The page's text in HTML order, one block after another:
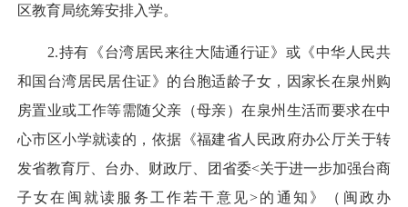
区教育局统筹安排入学。
2.持有《台湾居民来往大陆通行证》或《中华人民共
和国台湾居民居住证》的台胞适龄子女，因家长在泉州购
房置业或工作等需随父亲（母亲）在泉州生活而要求在中
心市区小学就读的，依据《福建省人民政府办公厅关于转
发省教育厅、台办、财政厅、团省委<关于进一步加强台商
子女在闽就读服务工作若干意见>的通知》（闽政办